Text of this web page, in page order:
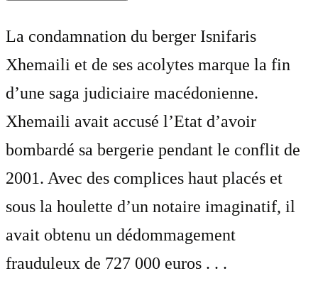
La condamnation du berger Isnifaris
Xhemaili et de ses acolytes marque la fin
d’une saga judiciaire macédonienne.
Xhemaili avait accusé l’Etat d’avoir
bombardé sa bergerie pendant le conflit de
2001. Avec des complices haut placés et
sous la houlette d’un notaire imaginatif, il
avait obtenu un dédommagement
frauduleux de 727 000 euros . . .